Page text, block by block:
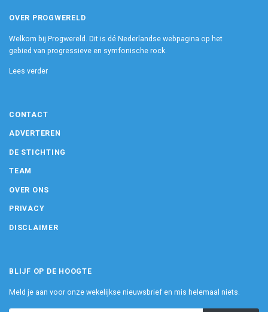
OVER PROGWERELD
Welkom bij Progwereld. Dit is dé Nederlandse webpagina op het
gebied van progressieve en symfonische rock.
Lees verder
CONTACT
ADVERTEREN
DE STICHTING
TEAM
OVER ONS
PRIVACY
DISCLAIMER
BLIJF OP DE HOOGTE
Meld je aan voor onze wekelijkse nieuwsbrief en mis helemaal niets.